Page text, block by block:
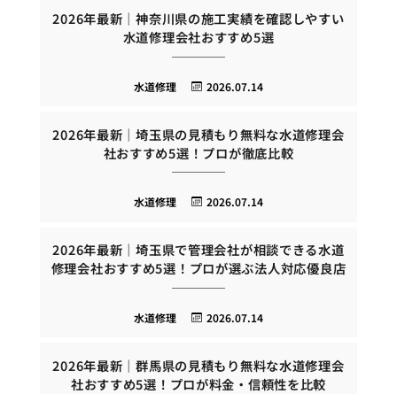
2026年最新｜神奈川県の施工実績を確認しやすい
水道修理会社おすすめ5選
2026.07.14
水道修理
2026年最新｜埼玉県の見積もり無料な水道修理会
社おすすめ5選！プロが徹底比較
2026.07.14
水道修理
2026年最新｜埼玉県で管理会社が相談できる水道
修理会社おすすめ5選！プロが選ぶ法人対応優良店
2026.07.14
水道修理
2026年最新｜群馬県の見積もり無料な水道修理会
社おすすめ5選！プロが料金・信頼性を比較